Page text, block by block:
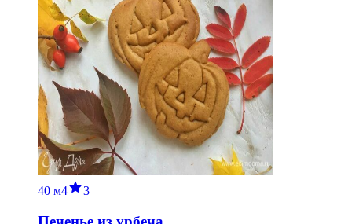
40 м4 3